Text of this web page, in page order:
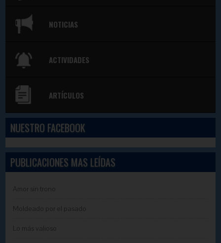
NOTICIAS
ACTIVIDADES
ARTÍCULOS
NUESTRO FACEBOOK
PUBLICACIONES MAS LEÍDAS
Amor sin trono
Moldeado por el pasado
Lo más valioso